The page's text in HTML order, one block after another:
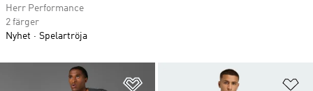
Lägg till på önskelistan
Herr Performance
2 färger
Nyhet
Spelartröja